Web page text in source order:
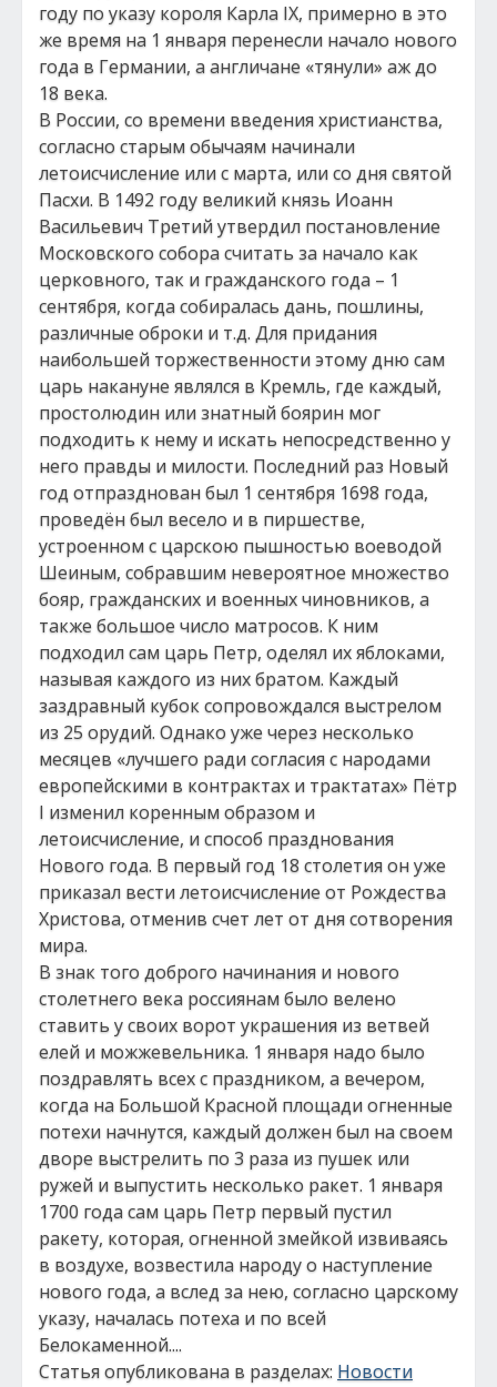
году по указу короля Карла IX, примерно в это
же время на 1 января перенесли начало нового
года в Германии, а англичане «тянули» аж до
18 века.
В России, со времени введения христианства,
согласно старым обычаям начинали
летоисчисление или с марта, или со дня святой
Пасхи. В 1492 году великий князь Иоанн
Васильевич Третий утвердил постановление
Московского собора считать за начало как
церковного, так и гражданского года – 1
сентября, когда собиралась дань, пошлины,
различные оброки и т.д. Для придания
наибольшей торжественности этому дню сам
царь накануне являлся в Кремль, где каждый,
простолюдин или знатный боярин мог
подходить к нему и искать непосредственно у
него правды и милости. Последний раз Новый
год отпразднован был 1 сентября 1698 года,
проведён был весело и в пиршестве,
устроенном с царскою пышностью воеводой
Шеиным, собравшим невероятное множество
бояр, гражданских и военных чиновников, а
также большое число матросов. К ним
подходил сам царь Петр, оделял их яблоками,
называя каждого из них братом. Каждый
заздравный кубок сопровождался выстрелом
из 25 орудий. Однако уже через несколько
месяцев «лучшего ради согласия с народами
европейскими в контрактах и трактатах» Пётр
I изменил коренным образом и
летоисчисление, и способ празднования
Нового года. В первый год 18 столетия он уже
приказал вести летоисчисление от Рождества
Христова, отменив счет лет от дня сотворения
мира.
В знак того доброго начинания и нового
столетнего века россиянам было велено
ставить у своих ворот украшения из ветвей
елей и можжевельника. 1 января надо было
поздравлять всех с праздником, а вечером,
когда на Большой Красной площади огненные
потехи начнутся, каждый должен был на своем
дворе выстрелить по 3 раза из пушек или
ружей и выпустить несколько ракет. 1 января
1700 года сам царь Петр первый пустил
ракету, которая, огненной змейкой извиваясь
в воздухе, возвестила народу о наступление
нового года, а вслед за нею, согласно царскому
указу, началась потеха и по всей
Белокаменной....
Статья опубликована в разделах: Новости